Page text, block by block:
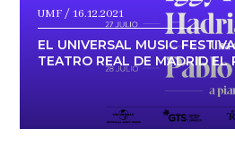
UMF / 16.12.2021
EL UNIVERSAL MUSIC
TEATRO REAL DE MADRID EL